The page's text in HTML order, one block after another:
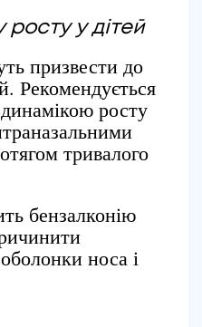
ростуу дітей
призвести до
Рекомендується
росту
тривалого
бензалконію
носа і